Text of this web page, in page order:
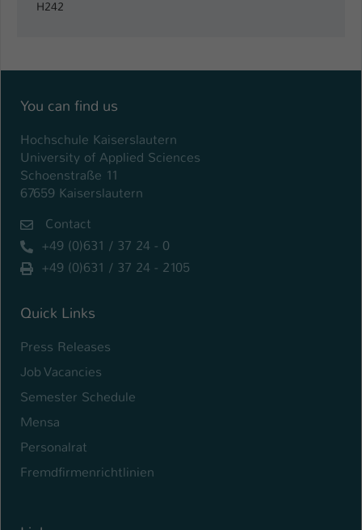
H242
You can find us
Hochschule Kaiserslautern
University of Applied Sciences
Schoenstraße 11
67659 Kaiserslautern
Contact
+49 (0)631 / 37 24 - 0
+49 (0)631 / 37 24 - 2105
Quick Links
Press Releases
Job Vacancies
Semester Schedule
Mensa
Personalrat
Fremdfirmenrichtlinien